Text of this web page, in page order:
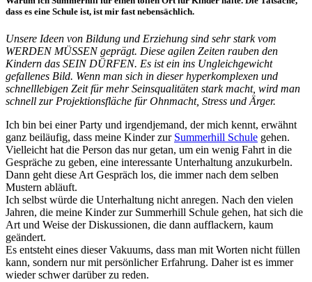
dass es eine Schule ist, ist mir fast nebensächlich.
Unsere Ideen von Bildung und Erziehung sind sehr stark vom
WERDEN MÜSSEN geprägt. Diese agilen Zeiten rauben den
Kindern das SEIN DÜRFEN. Es ist ein ins Ungleichgewicht
gefallenes Bild. Wenn man sich in dieser hyperkomplexen und
schnelllebigen Zeit für mehr Seinsqualitäten stark macht, wird man
schnell zur Projektionsfläche für Ohnmacht, Stress und Ärger.
Ich bin bei einer Party und irgendjemand, der mich kennt, erwähnt
ganz beiläufig, dass meine Kinder zur Summerhill Schule gehen.
Vielleicht hat die Person das nur getan, um ein wenig Fahrt in die
Gespräche zu geben, eine interessante Unterhaltung anzukurbeln.
Dann geht diese Art Gespräch los, die immer nach dem selben
Mustern abläuft.
Ich selbst würde die Unterhaltung nicht anregen. Nach den vielen
Jahren, die meine Kinder zur Summerhill Schule gehen, hat sich die
Art und Weise der Diskussionen, die dann aufflackern, kaum
geändert.
Es entsteht eines dieser Vakuums, dass man mit Worten nicht füllen
kann, sondern nur mit persönlicher Erfahrung. Daher ist es immer
wieder schwer darüber zu reden.